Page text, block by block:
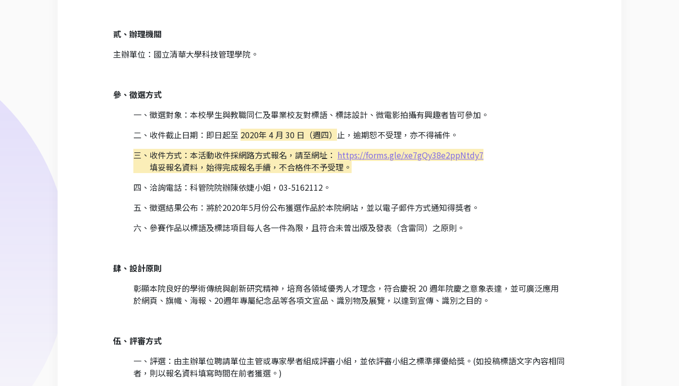
貳、辦理機關
主辦單位：國立清華大學科技管理學院。
參、徵選方式
一、徵選對象：本校學生與教職同仁及畢業校友對標語、標誌設計、微電影拍攝有興趣者皆可參加。
二、收件截止日期：即日起至 2020年 4 月 30 日（週四） 止，逾期恕不受理，亦不得補件。
三、收件方式：本活動收件採網路方式報名，請至網址： https://forms.gle/xe7gQy38e2ppNtdy7
填妥報名資料，始得完成報名手續，不合格件不予受理。
四、洽詢電話：科管院院辦陳依婕小姐，03-5162112。
五、徵選結果公布：將於2020年5月份公布獲選作品於本院網站，並以電子郵件方式通知得獎者。
六、參賽作品以標語及標誌項目每人各一件為限，且符合未曾出版及發表（含雷同）之原則。
肆、設計原則
彰顯本院良好的學術傳統與創新研究精神，培育各領域優秀人才理念，符合慶祝 20 週年院慶之意象表達，並可廣泛應用
於網頁、旗幟、海報、20週年專屬紀念品等各項文宣品、識別物及展覽，以達到宣傳、識別之目的。
伍、評審方式
一、評選：由主辦單位聘請單位主管或專家學者組成評審小組，並依評審小組之標準擇優給獎。(如投稿標語文字內容相同
者，則以報名資料填寫時間在前者獲選。)